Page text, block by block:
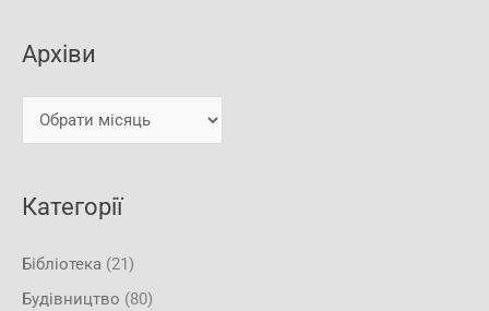
а
т
Архіви
Категорії
Бібліотека (21)
Будівництво (80)